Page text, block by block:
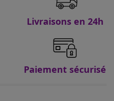
Livraisons en 24h
Paiement sécurisé